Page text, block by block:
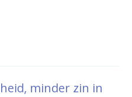
minder zin in